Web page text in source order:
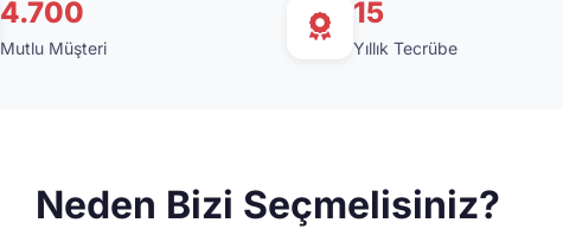
4.700
Mutlu Müşteri
15
Yıllık Tecrübe
Neden Bizi Seçmelisiniz?